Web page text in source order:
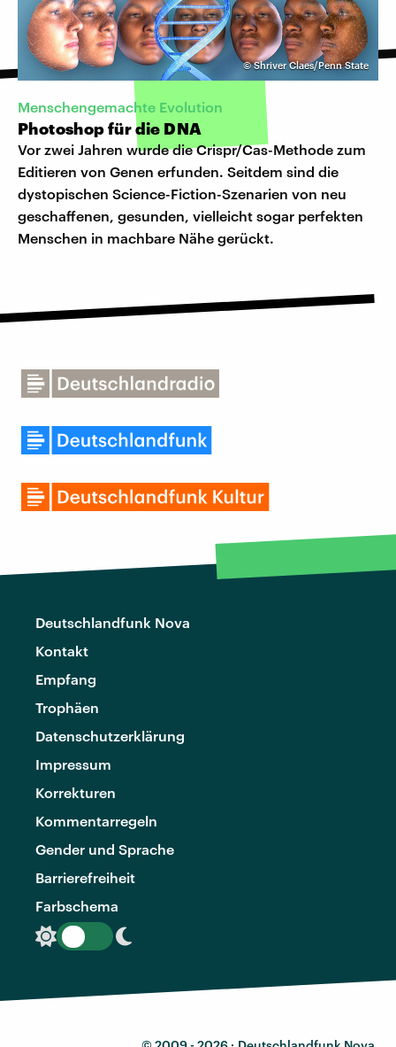
©Shriver Claes/Penn State
Menschengemachte Evolution
Photoshop für die DNA
Vor zwei Jahren wurde die Crispr/Cas-Methode zum
Editieren von Genen erfunden. Seitdem sind die
dystopischen Science-Fiction-Szenarien von neu
geschaffenen, gesunden, vielleicht sogar perfekten
Menschen in machbare Nähe gerückt.
Deutschlandfunk Nova
Kontakt
Empfang
Trophäen
Datenschutzerklärung
Impressum
Korrekturen
Kommentarregeln
Gender und Sprache
Barrierefreiheit
Farbschema